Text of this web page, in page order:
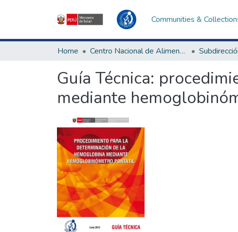
Communities &
Home Centro Nacional de Alimentación, Nutrición y Vida Saludable
Guía Técnica:
mediante